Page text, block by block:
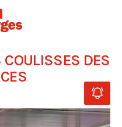
COULISSES DES